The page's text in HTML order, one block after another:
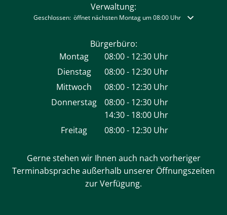
Verwaltung:
Klicken, um weitere Öffnungs- oder Schließzeiten auszublenden
Geschlossen: öffnet nächsten Montag um 08:00 Uhr
Bürgerbüro:
Montag
08:00- 12:30 Uhr
Von 08:00 bis 12:30 Uhr
Dienstag 08:00- 12:30 Uhr
Von 08:00 bis 12:30 Uhr
Mittwoch 08:00- 12:30 Uhr
Von 08:00 bis 12:30 Uhr
Donnerstag 08:00- 12:30 Uhr
Von 08:00 bis 12:30 Uhr
14:30- 18:00 Uhr
Von 14:30 bis 18:00 Uhr
Freitag 08:00- 12:30 Uhr
Gerne stehen wir Ihnen auch nach vorheriger
Terminabsprache außerhalb unserer Öffnungszeiten
zur Verfügung.